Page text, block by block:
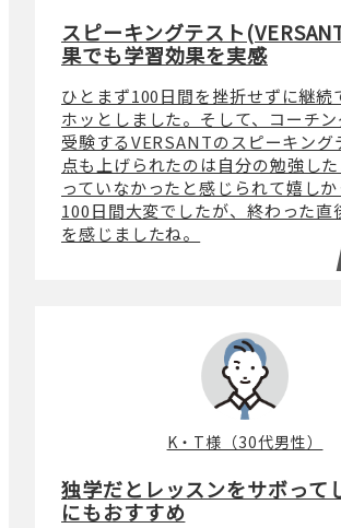
スピーキングテスト
果でも学習効果を実感
ひとまず100日間を挫折せずに継続
ホッとしました。そして、コーチ
受験するVERSANTのスピーキング
点も上げられたのは自分の勉強し
っていなかったと感じられて嬉しか
100日間大変でしたが、終わった直
を感じましたね。
独学だとレッスンをサボって
にもおすすめ
K・T様（30代男性）